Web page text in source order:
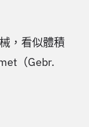
，看似體積
（Gebr.